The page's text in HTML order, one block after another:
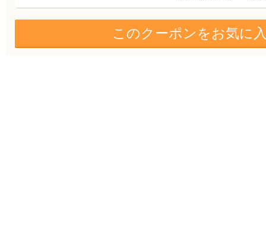
このクーポンをお気に